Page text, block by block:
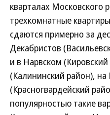
кварталах
трехкомнатные
сдаются примерно за
Декабристов
и в Нарвском
(Калининский район),
(Красногвардейский
популярностью такие